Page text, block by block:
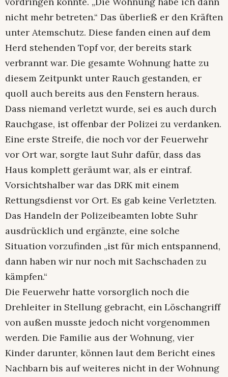
nicht mehr betreten.“ Das überließ er den Kräften
unter Atemschutz. Diese fanden einen auf dem
Herd stehenden Topf vor, der bereits stark
verbrannt war. Die gesamte Wohnung hatte zu
diesem Zeitpunkt unter Rauch gestanden, er
quoll auch bereits aus den Fenstern heraus.
Dass niemand verletzt wurde, sei es auch durch
Rauchgase, ist offenbar der Polizei zu verdanken.
Eine erste Streife, die noch vor der Feuerwehr
vor Ort war, sorgte laut Suhr dafür, dass das
Haus komplett geräumt war, als er eintraf.
Vorsichtshalber war das DRK mit einem
Rettungsdienst vor Ort. Es gab keine Verletzten.
Das Handeln der Polizeibeamten lobte Suhr
ausdrücklich und ergänzte, eine solche
Situation vorzufinden „ist für mich entspannend,
dann haben wir nur noch mit Sachschaden zu
kämpfen.“
Die Feuerwehr hatte vorsorglich noch die
Drehleiter in Stellung gebracht, ein Löschangriff
von außen musste jedoch nicht vorgenommen
werden. Die Familie aus der Wohnung, vier
Kinder darunter, können laut dem Bericht eines
Nachbarn bis auf weiteres nicht in der Wohnung